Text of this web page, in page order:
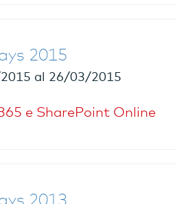
2015
al 26/03/2015
e SharePoint Online
2013